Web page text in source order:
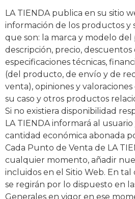
LA TIENDA publica en su sitio
información de los productos y
que son: la marca y modelo
descripción, precio, descuentos
especificaciones técnicas,
(del producto, de envío y de
venta), opiniones y
su caso y otros productos
Si no existiera disponibilidad
LA TIENDA informará al
cantidad económica abonada
Cada Punto de Venta de LA
cualquier momento, añadir
incluidos en el Sitio Web. En tal
se regirán por lo dispuesto en
Generales en vigor en ese